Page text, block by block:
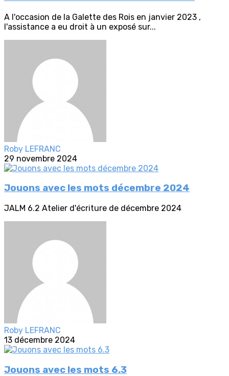
A l'occasion de la Galette des Rois en janvier 2023 ,
l'assistance a eu droit à un exposé sur...
Roby LEFRANC
29 novembre 2024
Jouons avec les mots décembre 2024
JALM 6.2 Atelier d'écriture de décembre 2024
Roby LEFRANC
13 décembre 2024
Jouons avec les mots 6.3